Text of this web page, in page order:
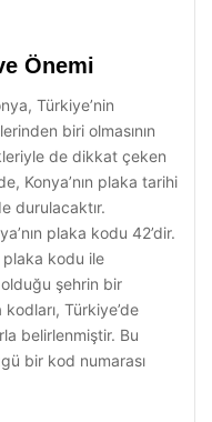
Önemi
Türkiye’nin
biri olmasının
de dikkat çeken
Konya’nın plaka tarihi
durulacaktır.
plaka kodu 42’dir.
plaka kodu ile
olduğu şehrin bir
Türkiye’de
belirlenmiştir. Bu
bir kod numarası